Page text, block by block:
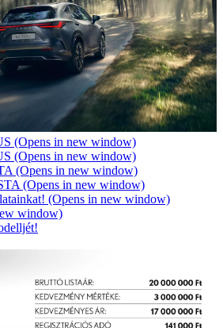
(Opens in new window)
(Opens in new window)
(Opens in new window)
(Opens in new window)
(Opens in new window)
window)